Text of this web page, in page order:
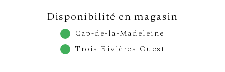
Disponibilité en magasin
Cap-de-la-Madeleine
Trois-Rivières-Ouest